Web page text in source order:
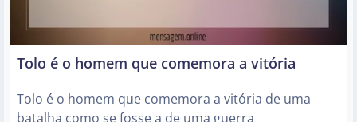
Tolo é o homem que comemora a vitória
Tolo é o homem que comemora a vitória de uma
batalha como se fosse a de uma guerra